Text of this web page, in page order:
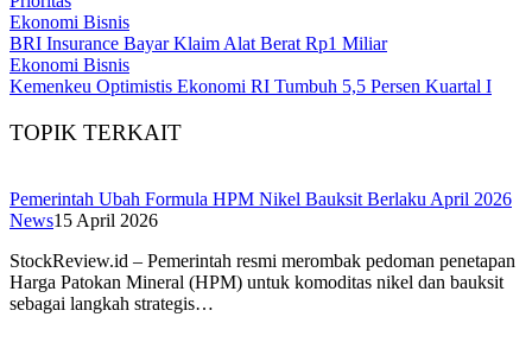
Ekonomi Bisnis
BRI Insurance Bayar Klaim Alat Berat Rp1 Miliar
Ekonomi Bisnis
Kemenkeu Optimistis Ekonomi RI Tumbuh 5,5 Persen Kuartal I
TOPIK TERKAIT
Pemerintah Ubah Formula HPM Nikel Bauksit Berlaku April 2026
News15 April 2026
StockReview.id – Pemerintah resmi merombak pedoman penetapan
Harga Patokan Mineral (HPM) untuk komoditas nikel dan bauksit
sebagai langkah strategis…